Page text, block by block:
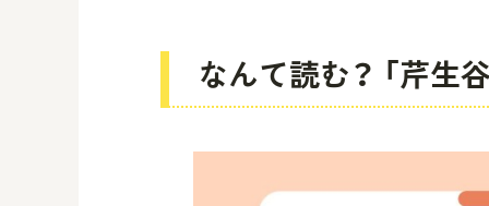
なんて読む？ 「芹生谷